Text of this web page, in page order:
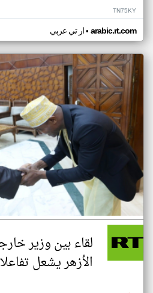
TN75KY
ار تي عربي• arabic.rt.com
لقاء بين وزير
الأزهر يشعل